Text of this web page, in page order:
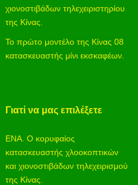
χιονοστιβάδων τηλεχειριστηρίου
της Κίνας.
Το πρώτο μοντέλο της Κίνας 08
κατασκευαστής μίνι εκσκαφέων.
Γιατί να μας επιλέξετε
ΕΝΑ. Ο κορυφαίος
κατασκευαστής χλοοκοπτικών
και χιονοστιβάδων τηλεχειρισμού
της Κίνας.